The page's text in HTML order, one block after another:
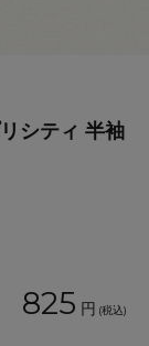
シティ 半袖
825 円 (税込)